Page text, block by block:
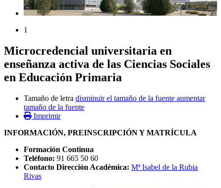
1
Microcredencial universitaria en
enseñanza activa de las Ciencias Sociales
en Educación Primaria
Tamaño de letra disminuir el tamaño de la fuente aumentar
tamaño de la fuente
Imprimir
INFORMACIÓN, PREINSCRIPCIÓN Y MATRÍCULA
Formación Continua
Teléfono: 91 665 50 60
Contacto Dirección Académica: Mª Isabel de la Rubia
Rivas